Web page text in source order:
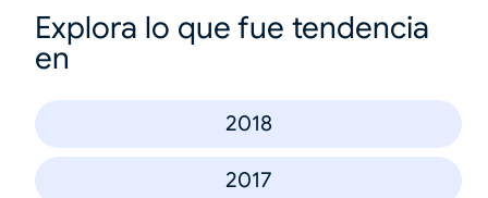
Explora lo que fue tendencia
en
2018
2017